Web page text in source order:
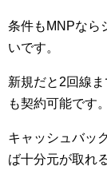
条件もMNPなら
いです。
新規だと2回線
も契約可能です。
キャッシュバッ
ば十分元が取れ